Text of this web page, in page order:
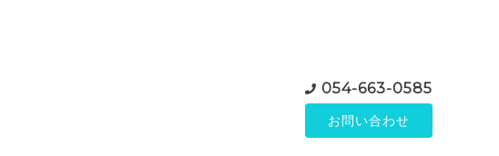
054-663-0585
お問い合わせ